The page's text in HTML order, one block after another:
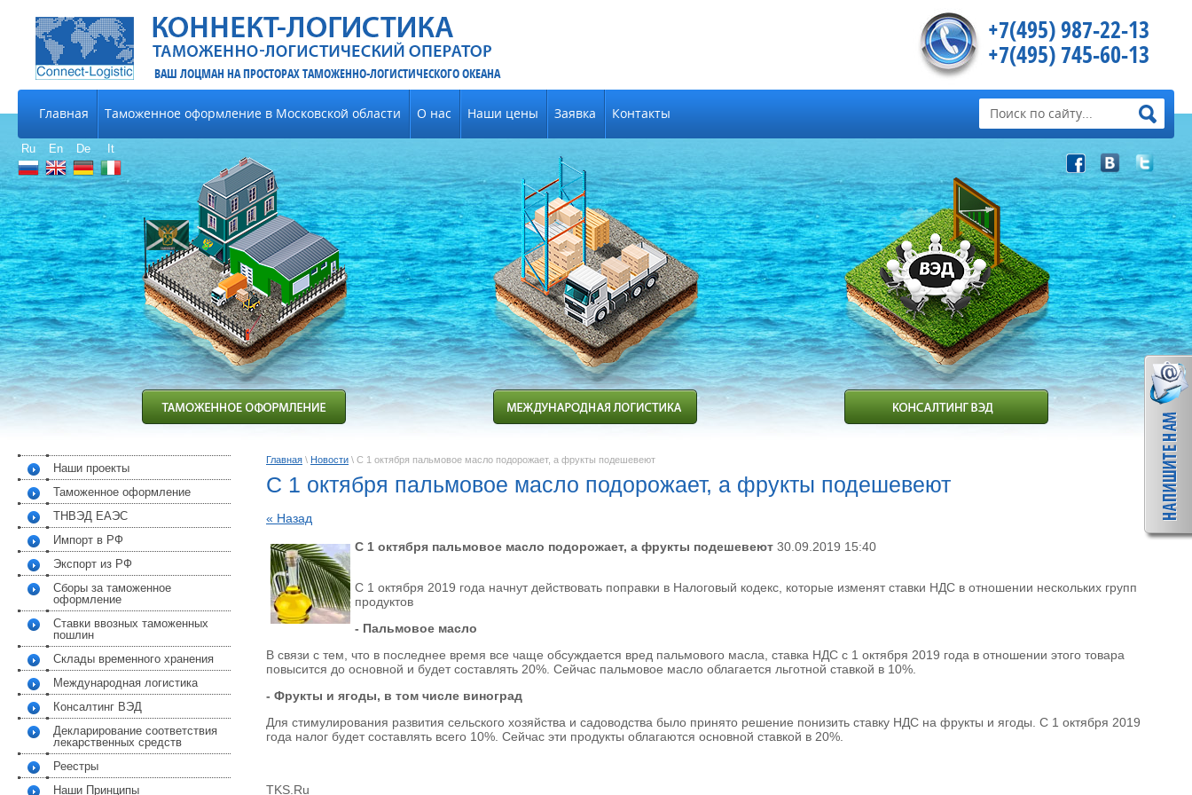
ВАШ ЛОЦМАН НА ПРОСТОРАХ ТАМОЖЕННО-ЛОГИСТИЧЕСКОГО ОКЕАНА
+7(495) 987-22-13
+7(495) 745-60-13
Главная Таможенное оформление в Московской области О нас Наши цены Заявка Контакты
Ru En De It
Главная \ Новости \ С 1 октября пальмовое масло подорожает, а фрукты подешевеют
С 1 октября пальмовое масло подорожает, а фрукты подешевеют
« Назад
С 1 октября пальмовое масло подорожает, а фрукты подешевеют 30.09.2019 15:40
С 1 октября 2019 года начнут действовать поправки в Налоговый кодекс, которые изменят ставки НДС в отношении нескольких групп
продуктов
- Пальмовое масло
В связи с тем, что в последнее время все чаще обсуждается вред пальмового масла, ставка НДС с 1 октября 2019 года в отношении этого товара
повысится до основной и будет составлять 20%. Сейчас пальмовое масло облагается льготной ставкой в 10%.
- Фрукты и ягоды, в том числе виноград
Для стимулирования развития сельского хозяйства и садоводства было принято решение понизить ставку НДС на фрукты и ягоды. С 1 октября 2019
года налог будет составлять всего 10%. Сейчас эти продукты облагаются основной ставкой в 20%.
TKS.Ru
Наши проекты
Таможенное оформление
ТНВЭД ЕАЭС
Импорт в РФ
Экспорт из РФ
Сборы за таможенное
оформление
Ставки ввозных таможенных
пошлин
Склады временного хранения
Международная логистика
Консалтинг ВЭД
Декларирование соответствия
лекарственных средств
Реестры
Наши Принципы